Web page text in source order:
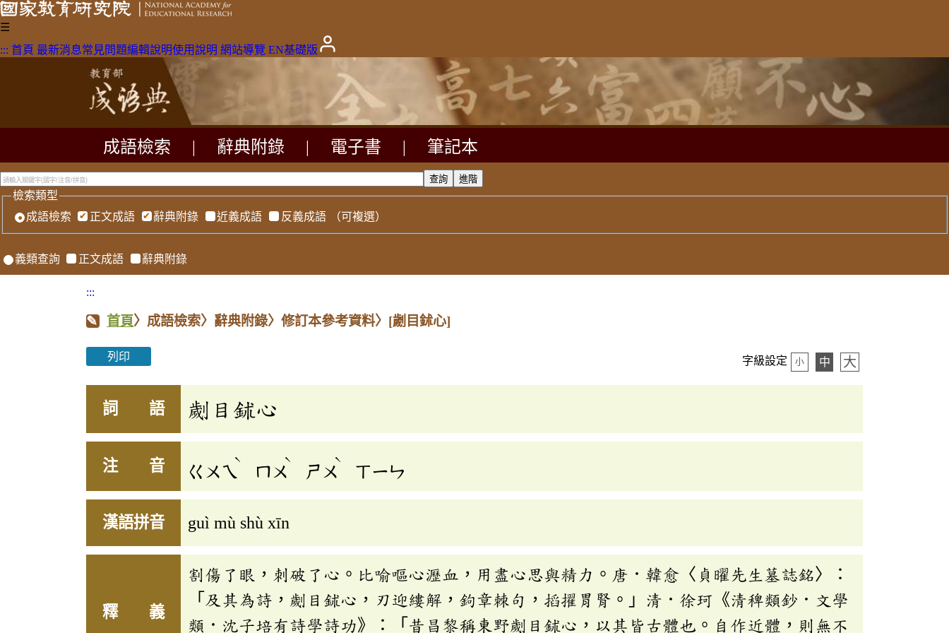
☰
::: 首頁 最新消息常見問題編輯說明使用說明 網站導覽 EN基礎版
成語檢索 辭典附錄 電子書 筆記本
檢索類型
成語檢索
正文成語 辭典附錄 近義成語 反義成語 （可複選）
義類查詢 正文成語 辭典附錄
:::
首頁〉成語檢索〉辭典附錄〉修訂本參考資料〉 [劌目鉥心]
列印 字級設定 小 中 大
詞 語 劌目鉥心
注 音 ㄍㄨㄟ
ˋ
ㄇㄨ
ˋ
ㄕㄨ
ˋ
ㄒㄧㄣ
漢語拼音 guì mù shù xīn
釋 義
割傷了眼，刺破了心。比喻嘔心瀝血，用盡心思與精力。唐．韓愈〈貞曜先生墓誌銘〉：
「及其為詩，劌目鉥心，刃迎縷解，鉤章棘句，搯擢胃腎。」清．徐珂《清稗類鈔．文學
類．沈子培有詩學詩功》：「昔昌黎稱東野劌目鉥心，以其皆古體也。自作近體，則無不